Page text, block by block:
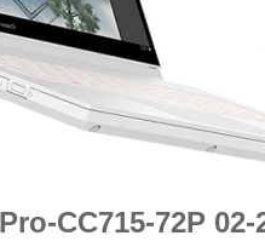
CC715-72P 02-